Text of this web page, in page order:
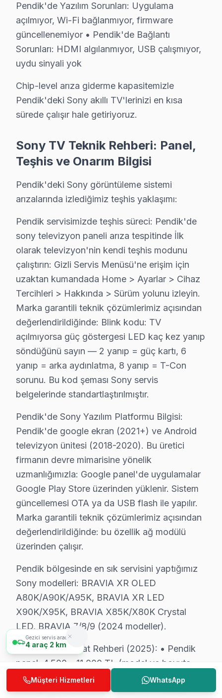
• Pendik panel: 4.500 – 11.000 TL (model ve boyuta
• Pendik anakart: 1.200 – 3.500 TL
• Pendik güç kartı: 600 – 1.800 TL
• Pendik LED/backlight: 500 – 1.400 TL
Sony TV Teknik Profil ve Servis Rehberi
Pendik'de Sony LED TV Servis Rehberi: Panel,
1. Pendik'de HDMI port tamirinde orijinal Molex/
2. Pendik'de Acoustic Surface Audio+ panellerinde
3. Pendik'de XR işlemci reballing için 260-270°C profil;
4. Pendik'de Sony Android görüntüleme sistemi'lerde
Pendik'de Sony Panel Teknolojisi
Pendik'de sony, televizyon paneli üretiminde kendi
Pendik Servisimizde Sony İşlemci Mimarisi
Pendik'de cognitive Processor XR, Sony'nin 2021+
Pendik'de Sony Yazılım Ortamı
Pendik'de google televizyon (2021+) ve Android
Pendik Servisinin Sony Teşhis Protokolü
Pendik'de sony TV arıza tespitinde İlk olarak TV'nin
Pendik'de Sony Model Ailesi: BRAVIA XR OLED
2025 Pendik Sony Fiyat Tablosu:
Panel → 4.500 – 11.000 TL (model ve boyuta göre)
Anakart → 1.200 – 3.500 TL
Güç kartı → 600 – 1.800 TL
LED/backlight → 500 – 1.400 TL
Pendik'de bu cihaz PlayStation entegrasyon sorunu
Pendik'de Sony servis istatistik notu: Son 905 günde
Pendik'de Mahalle Sony Servis Hizmeti
Sony televizyon paneli arıza servisimiz Pendik'nin
Esenyalı, Fatih, Fevzi Çakmak, Göçbeyli,
Orhangazi, Orta, Ramazanoğlu, Sanayi,
Sony TV Duvar Montajı – Pendik Profesyonel
Pendik'da satın aldığınız Sony televizyonun
Kurulum sürecimiz:
• Pendik'de tek veya çift ekran kurulumu (ev/ofis)
• Pendik servisimizde duvar tipi braket seçimi ve
• Pendik'de ses sistemi entegrasyonu (soundbar, ev
• Pendik servisimizde uydu/kablo alıcısı bağlantısı ve
Pendik'de Yazılım Sorunları: Uygulama
açılmıyor, Wi-Fi bağlanmıyor, firmware
güncellenemiyor • Pendik'de Bağlantı
Sorunları: HDMI algılanmıyor, USB çalışmıyor,
uydu sinyali yok
Chip-level arıza giderme kapasitemizle
Pendik'deki Sony akıllı TV'lerinizi en kısa
sürede çalışır hale getiriyoruz.
Sony TV Teknik Rehberi: Panel,
Teşhis ve Onarım Bilgisi
Pendik'deki Sony görüntüleme sistemi
arızalarında izlediğimiz teşhis yaklaşımı:
Pendik servisimizde teşhis süreci: Pendik'de
sony televizyon paneli arıza tespitinde İlk
olarak televizyon'nin kendi teşhis modunu
çalıştırın: Gizli Servis Menüsü'ne erişim için
uzaktan kumandada Home > Ayarlar > Cihaz
Tercihleri > Hakkında > Sürüm yolunu izleyin.
Marka garantili teknik çözümlerimiz açısından
değerlendirildiğinde: Blink kodu: TV
açılmıyorsa güç göstergesi LED kaç kez yanıp
söndüğünü sayın — 2 yanıp = güç kartı, 6
yanıp = arka aydınlatma, 8 yanıp = T-Con
sorunu. Bu kod şeması Sony servis
belgelerinde standartlaştırılmıştır.
Pendik'de Sony Yazılım Platformu Bilgisi:
Pendik'de google ekran (2021+) ve Android
televizyon ünitesi (2018-2020). Bu üretici
firmanın devre mimarisine yönelik
uzmanlığımızla: Google panel'de uygulamalar
Google Play Store üzerinden yüklenir. Sistem
güncellemesi OTA ya da USB flash ile yapılır.
Marka garantili teknik çözümlerimiz açısından
değerlendirildiğinde: bu özellik ağ modülü
üzerinden çalışır.
Pendik bölgesinde en sık servisini yaptığımız
Sony modelleri: BRAVIA XR OLED
A80K/A90K/A95K, BRAVIA XR LED
X90K/X95K, BRAVIA X85K/X80K Crystal
LED, BRAVIA 7/8/9 (2024 modeller).
Pendik Sony Fiyat Rehberi (2025): • Pendik
panel: 4.500 – 11.000 TL (model ve boyuta
göre) • Pendik anakart: 1.200 – 3.500 TL •
Pendik güç kartı: 600 – 1.800 TL • Pendik
Gezici servis aracımız
4 araç 2 km
Müşteri Hizmetleri WhatsApp